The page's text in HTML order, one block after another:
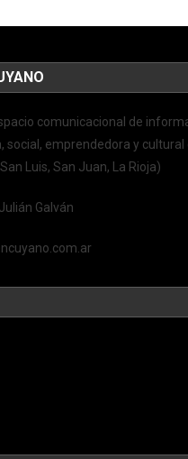
comunicacional de
social, emprendedora y cultural
Luis, San Juan, La Rioja)
Julián Galván